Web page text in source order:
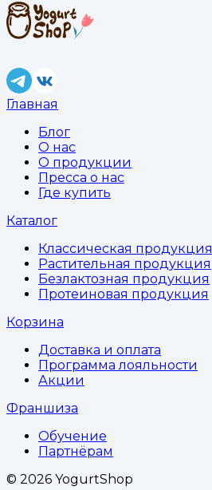
Главная
Блог
О нас
О продукции
Пресса о нас
Где купить
Каталог
Классическая продукция
Растительная продукция
Безлактозная продукция
Протеиновая продукция
Корзина
Доставка и оплата
Программа лояльности
Акции
Франшиза
Обучение
Партнёрам
© 2026 YogurtShop